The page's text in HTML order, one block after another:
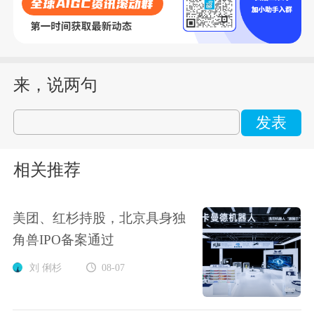
来，说两句
发表
相关推荐
美团、红杉持股，北京具身独
角兽IPO备案通过
刘 俐杉 08-07